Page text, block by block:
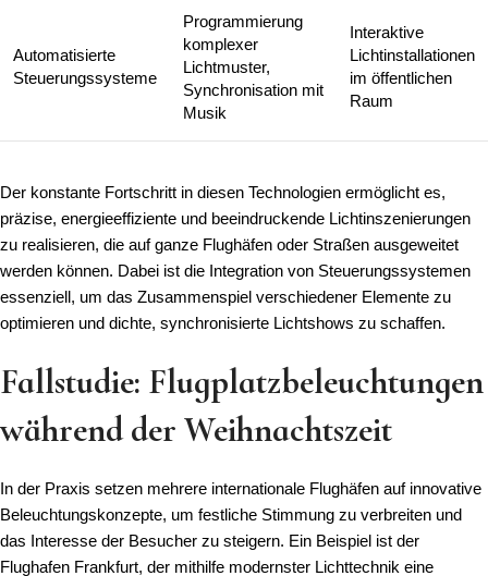
Automatisierte
Steuerungssysteme
Programmierung
komplexer
Lichtmuster,
Synchronisation mit
Musik
Interaktive
Lichtinstallationen
im öffentlichen
Raum
Der konstante Fortschritt in diesen Technologien ermöglicht es,
präzise, energieeffiziente und beeindruckende Lichtinszenierungen
zu realisieren, die auf ganze Flughäfen oder Straßen ausgeweitet
werden können. Dabei ist die Integration von Steuerungssystemen
essenziell, um das Zusammenspiel verschiedener Elemente zu
optimieren und dichte, synchronisierte Lichtshows zu schaffen.
Fallstudie: Flugplatzbeleuchtungen
während der Weihnachtszeit
In der Praxis setzen mehrere internationale Flughäfen auf innovative
Beleuchtungskonzepte, um festliche Stimmung zu verbreiten und
das Interesse der Besucher zu steigern. Ein Beispiel ist der
Flughafen Frankfurt, der mithilfe modernster Lichttechnik eine